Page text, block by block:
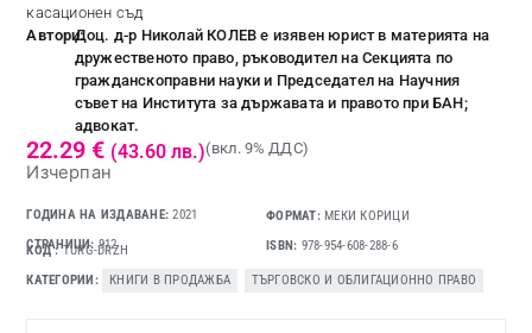
касационен съд
Автори:Доц. д-р Николай КОЛЕВ е изявен юрист в материята на
дружественото право, ръководител на Секцията по
гражданскоправни науки и Председател на Научния
съвет на Института за държавата и правото при БАН;
адвокат.
22.29€ (43.60 лв.)(вкл. 9% ДДС)
Изчерпан
ГОДИНА НА ИЗДАВАНЕ:2021 ФОРМАТ: МЕКИ КОРИЦИ
СТРАНИЦИ:912 ISBN: 978-954-608-288-6
КОД TURG-DRZH
КАТЕГОРИИ
КНИГИ В ПРОДАЖБА ТЪРГОВСКО И ОБЛИГАЦИОННО ПРАВО